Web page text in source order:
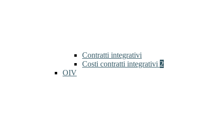
Contratti integrativi
Costi contratti integrativi 2
OIV